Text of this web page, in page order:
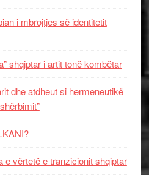
i mbrojtjes së identitetit
shqiptar i artit tonë kombëtar
dhe atdheut si hermeneutikë
e vërtetë e tranzicionit shqiptar